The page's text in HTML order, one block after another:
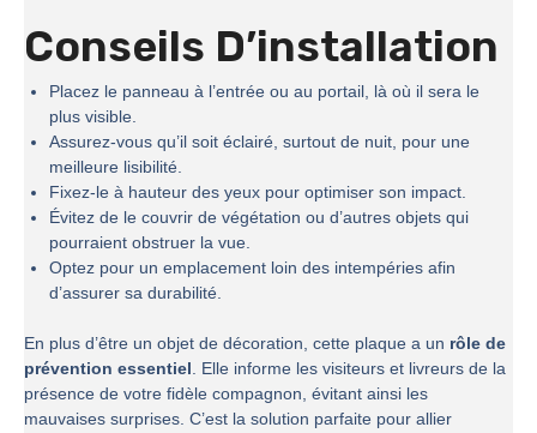
Conseils D’installation
Placez le panneau à l’entrée ou au portail, là où il sera le
plus visible.
Assurez-vous qu’il soit éclairé, surtout de nuit, pour une
meilleure lisibilité.
Fixez-le à hauteur des yeux pour optimiser son impact.
Évitez de le couvrir de végétation ou d’autres objets qui
pourraient obstruer la vue.
Optez pour un emplacement loin des intempéries afin
d’assurer sa durabilité.
En plus d’être un objet de décoration, cette plaque a un rôle de
prévention essentiel. Elle informe les visiteurs et livreurs de la
présence de votre fidèle compagnon, évitant ainsi les
mauvaises surprises. C’est la solution parfaite pour allier